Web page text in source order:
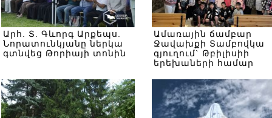
Արհ. Տ. Գևորգ Արքեպս.
Նորատունկյանը ներկա
գտնվեց Թորիայի տոնին
Ամառային ճամբար
Ջավախքի Տամբովկա
գյուղում` Թբիլիսիի
երեխաների համար